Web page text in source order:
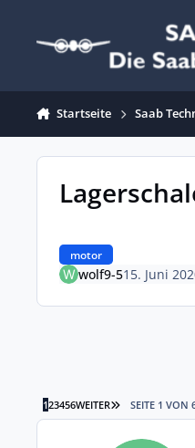
Startseite Saab
motor
wolf9-515. Juni
123456WEITER LETZTE SEITE
SEITE 1 VON